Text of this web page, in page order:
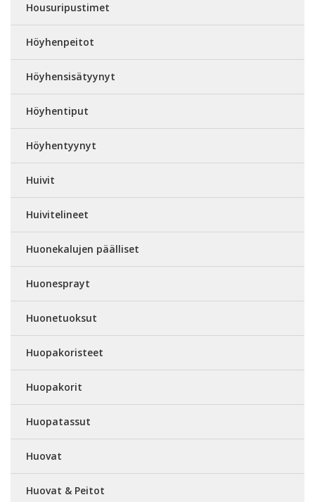
Housuripustimet
Höyhenpeitot
Höyhensisätyynyt
Höyhentiput
Höyhentyynyt
Huivit
Huivitelineet
Huonekalujen päälliset
Huonesprayt
Huonetuoksut
Huopakoristeet
Huopakorit
Huopatassut
Huovat
Huovat & Peitot